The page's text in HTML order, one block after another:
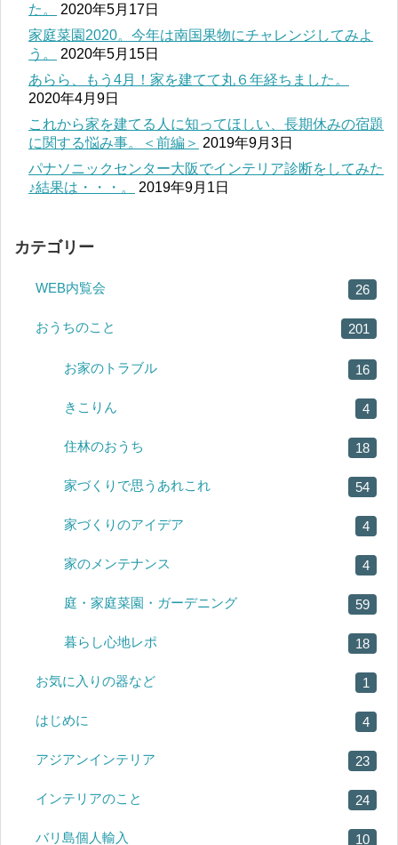
た。
2020年5月17日
家庭菜園2020。今年は南国果物にチャレンジしてみよ
う。
2020年5月15日
あらら、もう4月！家を建てて丸６年経ちました。
2020年4月9日
これから家を建てる人に知ってほしい、長期休みの宿題
に関する悩み事。＜前編＞ 2019年9月3日
パナソニックセンター大阪でインテリア診断をしてみた
♪結果は・・・。
2019年9月1日
カテゴリー
WEB内覧会 26
おうちのこと 201
お家のトラブル 16
きこりん 4
住林のおうち 18
家づくりで思うあれこれ 54
家づくりのアイデア 4
家のメンテナンス 4
庭・家庭菜園・ガーデニング 59
暮らし心地レポ 18
お気に入りの器など 1
はじめに 4
アジアンインテリア 23
インテリアのこと 24
バリ島個人輸入 10